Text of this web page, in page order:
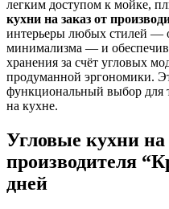
легким доступом к мойке,
кухни на заказ от
интерьеры любых стилей —
минимализма — и
хранения за счёт угловых
продуманной эргономики.
функциональный выбор для
на кухне.
Угловые кухни на
производителя
дней